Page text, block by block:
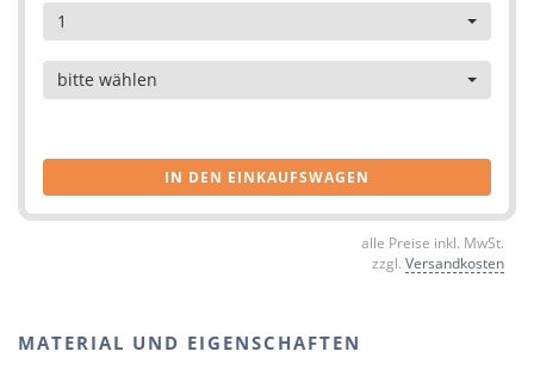
1
Artikel
bitte wählen
IN DEN EINKAUFSWAGEN
alle Preise inkl. MwSt.
zzgl. Versandkosten
MATERIAL UND EIGENSCHAFTEN